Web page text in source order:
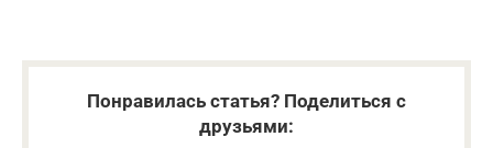
Понравилась статья? Поделиться с
друзьями: